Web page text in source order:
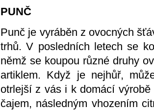
PUNČ
Punč je vyráběn z ovocných
trhů. V posledních letech se
němž se koupou různé druhy
artiklem. Když je nejhůř,
otrlejší z vás i k domácí
čajem, následným vhozením